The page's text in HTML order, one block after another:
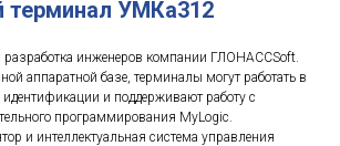
терминал УМКа312
инженеров компании ГЛОНАССSoft.
аппаратной базе, терминалы могут работать в
идентификации и поддерживают работу с
программирования MyLogic.
и интеллектуальная система управления